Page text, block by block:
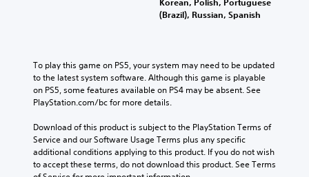
Korean, Polish, Portuguese
(Brazil), Russian, Spanish
To play this game on PS5, your system may need to be updated
to the latest system software. Although this game is playable
on PS5, some features available on PS4 may be absent. See
PlayStation.com/bc for more details.
Download of this product is subject to the PlayStation Terms of
Service and our Software Usage Terms plus any specific
additional conditions applying to this product. If you do not wish
to accept these terms, do not download this product. See Terms